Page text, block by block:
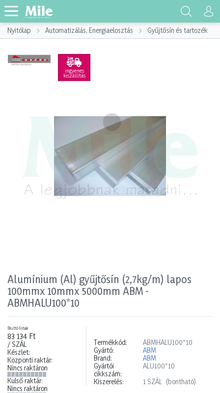
Nyitólap Automatizálás, Energiaelosztás Gyűjtősín és tartozék
ingyenes
kiszállítás
Alumínium (Al) gyűjtősín (2,7kg/m) lapos
100mmx 10mmx 5000mm ABM -
ABMHALU100*10
Bruttó listaár
83 134 Ft
/ SZÁL
Készlet:
Központi raktár:
Nincs raktáron
Külső raktár:
Nincs raktáron
Termékkód:
ABMHALU100*10
Gyártó:
ABM
Brand:
ABM
Gyártói
cikkszám:
ALU100*10
Kiszerelés:
1 SZÁL (bontható)